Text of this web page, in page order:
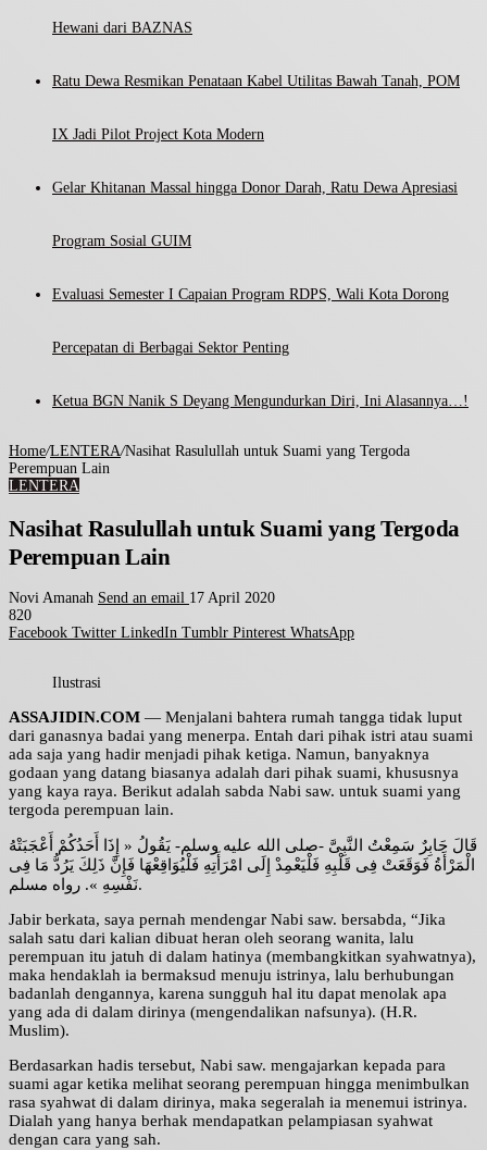
Hewani dari BAZNAS
Ratu Dewa Resmikan Penataan Kabel Utilitas Bawah Tanah, POM
IX Jadi Pilot Project Kota Modern
Gelar Khitanan Massal hingga Donor Darah, Ratu Dewa Apresiasi
Program Sosial GUIM
Evaluasi Semester I Capaian Program RDPS, Wali Kota Dorong
Percepatan di Berbagai Sektor Penting
Ketua BGN Nanik S Deyang Mengundurkan Diri, Ini Alasannya…!
Home/LENTERA/Nasihat Rasulullah untuk Suami yang Tergoda
Perempuan Lain
LENTERA
Nasihat Rasulullah untuk Suami yang Tergoda
Perempuan Lain
Novi Amanah Send an email 17 April 2020
820
Facebook Twitter LinkedIn Tumblr Pinterest WhatsApp
Ilustrasi
ASSAJIDIN.COM — Menjalani bahtera rumah tangga tidak luput
dari ganasnya badai yang menerpa. Entah dari pihak istri atau suami
ada saja yang hadir menjadi pihak ketiga. Namun, banyaknya
godaan yang datang biasanya adalah dari pihak suami, khususnya
yang kaya raya. Berikut adalah sabda Nabi saw. untuk suami yang
tergoda perempuan lain.
قَالَ جَابِرٌ سَمِعْتُ النَّبِىَّ -صلى الله عليه وسلم- يَقُولُ « إِذَا أَحَدُكُمْ أَعْجَبَتْهُ
الْمَرْأَةُ فَوَقَعَتْ فِى قَلْبِهِ فَلْيَعْمِدْ إِلَى امْرَأَتِهِ فَلْيُوَاقِعْهَا فَإِنَّ ذَلِكَ يَرُدُّ مَا فِى
نَفْسِهِ ». رواه مسلم.
Jabir berkata, saya pernah mendengar Nabi saw. bersabda, “Jika
salah satu dari kalian dibuat heran oleh seorang wanita, lalu
perempuan itu jatuh di dalam hatinya (membangkitkan syahwatnya),
maka hendaklah ia bermaksud menuju istrinya, lalu berhubungan
badanlah dengannya, karena sungguh hal itu dapat menolak apa
yang ada di dalam dirinya (mengendalikan nafsunya). (H.R.
Muslim).
Berdasarkan hadis tersebut, Nabi saw. mengajarkan kepada para
suami agar ketika melihat seorang perempuan hingga menimbulkan
rasa syahwat di dalam dirinya, maka segeralah ia menemui istrinya.
Dialah yang hanya berhak mendapatkan pelampiasan syahwat
dengan cara yang sah.